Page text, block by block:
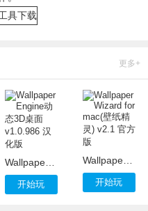
更多+
Wallpaper Engine动态3D桌面 v1.0.986 汉化版
开始玩
Wallpaper Wizard for mac(壁纸精灵) v2.1 官方版
开始玩